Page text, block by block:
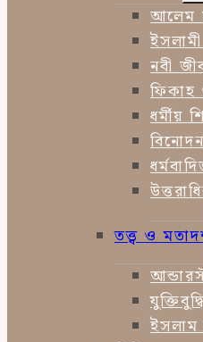
আলেম
নবী
ফিকাহ
ধর্মীয়
তত্ত্ব ও
ইসলাম